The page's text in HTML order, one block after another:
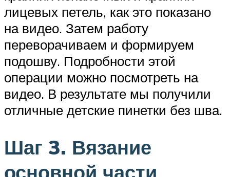
лицевых петель, как это показано
на видео. Затем работу
переворачиваем и формируем
подошву. Подробности этой
операции можно посмотреть на
видео. В результате мы получили
отличные детские пинетки без шва.
Шаг 3. Вязание